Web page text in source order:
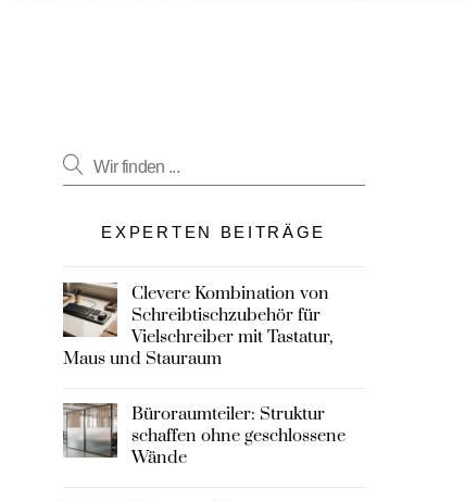
EXPERTEN BEITRÄGE
Clevere Kombination von
Schreibtischzubehör für
Vielschreiber mit Tastatur,
Maus und Stauraum
Büroraumteiler: Struktur
schaffen ohne geschlossene
Wände